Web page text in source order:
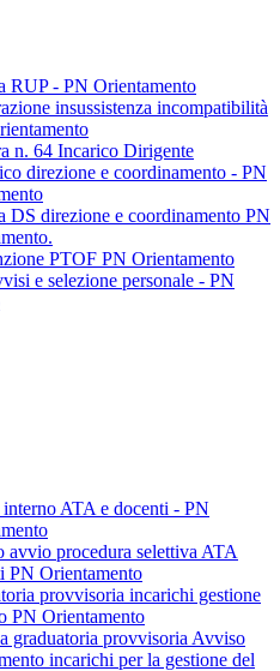
RUP - PN Orientamento
insussistenza incompatibilità
n. 64 Incarico Dirigente
direzione e coordinamento - PN
DS direzione e coordinamento PN
PTOF PN Orientamento
e selezione personale - PN
ATA e docenti - PN
avvio procedura selettiva ATA
PN Orientamento
provvisoria incarichi gestione
PN Orientamento
graduatoria provvisoria Avviso
incarichi per la gestione del